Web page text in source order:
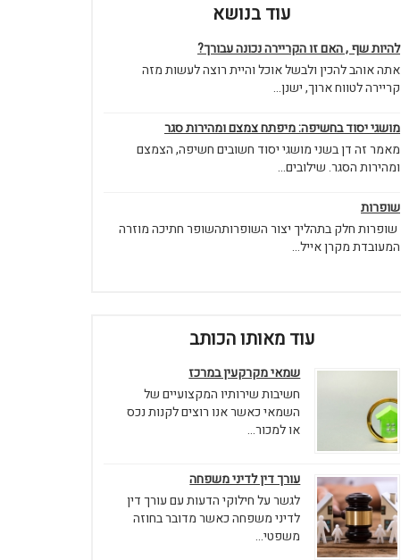
עוד בנושא
להיות שף , האם זו הקריירה נכונה עבורך?
אתה אוהב להכין ולבשל אוכל והיית רוצה לעשות מזה
קריירה לטווח ארוך, ישנן...
מושגי יסוד בחשיפה: מיפתח צמצם ומהירות סגר
מאמר זה דן בשני מושגי יסוד חשובים חשיפה, הצמצם
ומהירות הסגר. שילובים...
שופרות
שופרות חלק בתהליך יצור השופרותהשופר חתיכה מוזרה
המעובדת מקרן אייל...
עוד מאותו הכותב
שמאי מקרקעין במרכז
חשיבות שירותיו המקצועיים של
השמאי כאשר אנו רוצים לקנות נכס
או למכור...
עורך דין לדיני משפחה
לגשר על חילוקי הדעות עם עורך דין
לדיני משפחה כאשר מדובר בחוזה
משפטי...